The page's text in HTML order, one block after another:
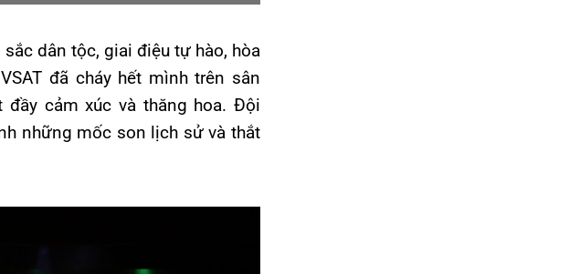
dân tộc, giai điệu tự hào, hòa
đã cháy hết mình trên sân
đầy cảm xúc và thăng hoa. Đội
những mốc son lịch sử và thắt